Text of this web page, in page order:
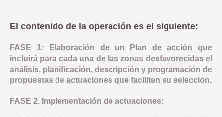
El contenido de la operación es el siguiente:
FASE 1: Elaboración de un Plan de acción que
incluirá para cada una de las zonas desfavorecidas el
análisis, planificación, descripción y programación de
propuestas de actuaciones que faciliten su selección.
FASE 2. Implementación de actuaciones: